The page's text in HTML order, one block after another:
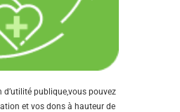
publique,vous pouvez
et vos dons à hauteur de